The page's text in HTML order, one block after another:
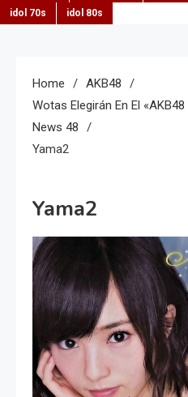
idol 70s
idol 80s
Home
AKB48
Wotas Elegirán En El
News 48
Yama2
Yama2